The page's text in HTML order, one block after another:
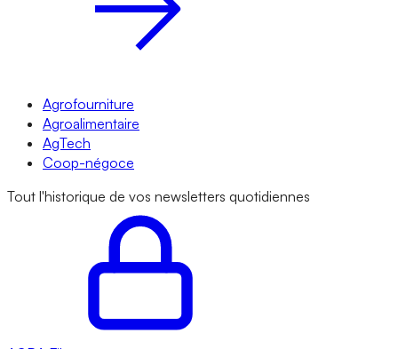
Agrofourniture
Agroalimentaire
AgTech
Coop-négoce
Tout l'historique de vos newsletters quotidiennes